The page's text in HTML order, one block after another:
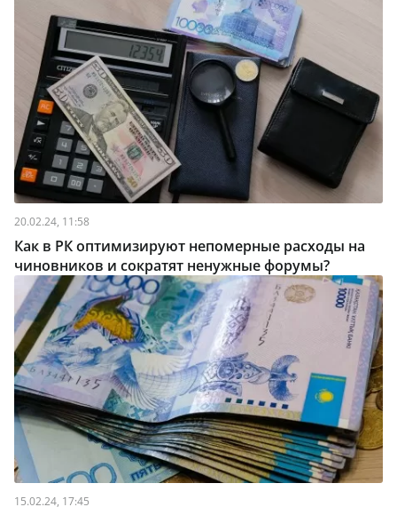
20.02.24, 11:58
Как в РК оптимизируют непомерные расходы на
чиновников и сократят ненужные форумы?
15.02.24, 17:45